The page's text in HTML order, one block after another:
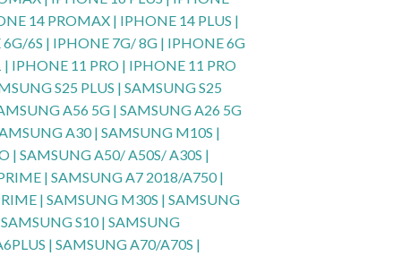
14 PROMAX | IPHONE 14 PLUS |
6S | IPHONE 7G/ 8G | IPHONE 6G
IPHONE 11 PRO | IPHONE 11 PRO
S25 PLUS | SAMSUNG S25
A56 5G | SAMSUNG A26 5G
A30 | SAMSUNG M10S |
| SAMSUNG A50/ A50S/ A30S |
| SAMSUNG A7 2018/A750 |
| SAMSUNG M30S | SAMSUNG
S10 | SAMSUNG
| SAMSUNG A70/A70S |